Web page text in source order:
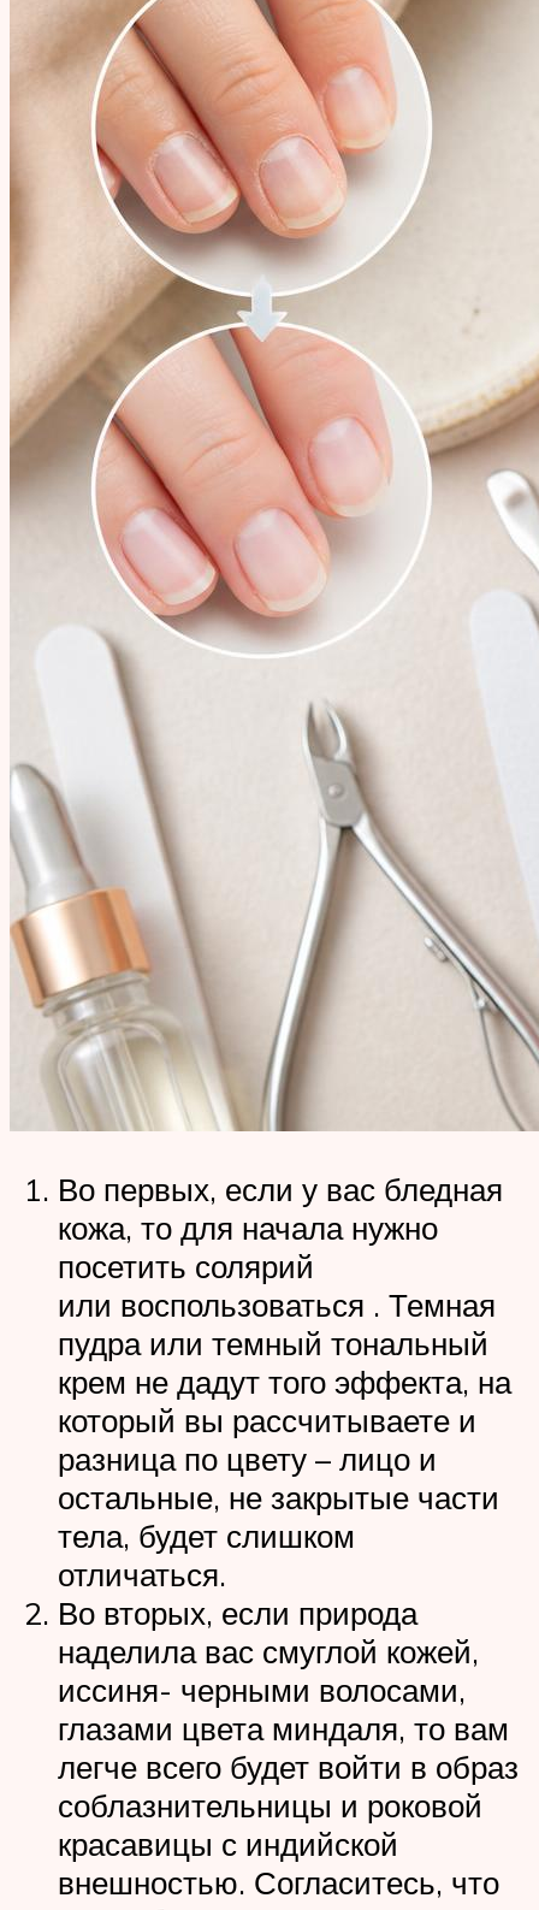
Во первых, если у вас бледная
кожа, то для начала нужно
посетить солярий
или воспользоваться . Темная
пудра или темный тональный
крем не дадут того эффекта, на
который вы рассчитываете и
разница по цвету – лицо и
остальные, не закрытые части
тела, будет слишком
отличаться.
Во вторых, если природа
наделила вас смуглой кожей,
иссиня- черными волосами,
глазами цвета миндаля, то вам
легче всего будет войти в образ
соблазнительницы и роковой
красавицы с индийской
внешностью. Согласитесь, что